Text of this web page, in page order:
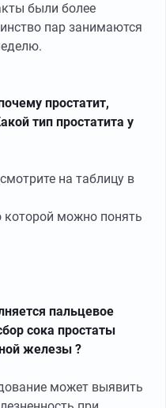
были более
пар занимаются
простатит,
тип простатита у
на таблицу в
можно понять
пальцевое
сока простаты
железы ?
может выявить